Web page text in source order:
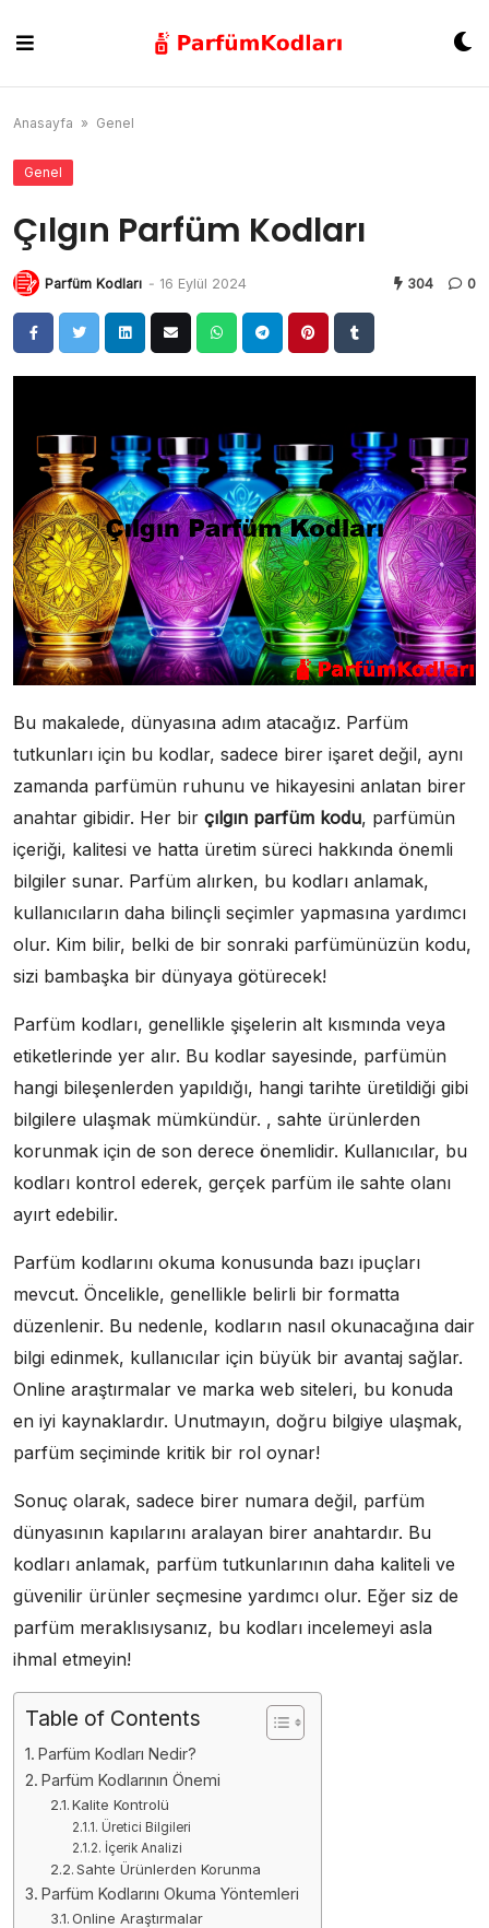
content
Anasayfa » Genel
Genel
Çılgın Parfüm Kodları
Parfüm Kodları - 16 Eylül 2024 304 0
Bu makalede, dünyasına adım atacağız. Parfüm
tutkunları için bu kodlar, sadece birer işaret değil, aynı
zamanda parfümün ruhunu ve hikayesini anlatan birer
anahtar gibidir. Her bir çılgın parfüm kodu, parfümün
içeriği, kalitesi ve hatta üretim süreci hakkında önemli
bilgiler sunar. Parfüm alırken, bu kodları anlamak,
kullanıcıların daha bilinçli seçimler yapmasına yardımcı
olur. Kim bilir, belki de bir sonraki parfümünüzün kodu,
sizi bambaşka bir dünyaya götürecek!
Parfüm kodları, genellikle şişelerin alt kısmında veya
etiketlerinde yer alır. Bu kodlar sayesinde, parfümün
hangi bileşenlerden yapıldığı, hangi tarihte üretildiği gibi
bilgilere ulaşmak mümkündür. , sahte ürünlerden
korunmak için de son derece önemlidir. Kullanıcılar, bu
kodları kontrol ederek, gerçek parfüm ile sahte olanı
ayırt edebilir.
Parfüm kodlarını okuma konusunda bazı ipuçları
mevcut. Öncelikle, genellikle belirli bir formatta
düzenlenir. Bu nedenle, kodların nasıl okunacağına dair
bilgi edinmek, kullanıcılar için büyük bir avantaj sağlar.
Online araştırmalar ve marka web siteleri, bu konuda
en iyi kaynaklardır. Unutmayın, doğru bilgiye ulaşmak,
parfüm seçiminde kritik bir rol oynar!
Sonuç olarak, sadece birer numara değil, parfüm
dünyasının kapılarını aralayan birer anahtardır. Bu
kodları anlamak, parfüm tutkunlarının daha kaliteli ve
güvenilir ürünler seçmesine yardımcı olur. Eğer siz de
parfüm meraklısıysanız, bu kodları incelemeyi asla
ihmal etmeyin!
Table of Contents
Parfüm Kodları Nedir?
Parfüm Kodlarının Önemi
Kalite Kontrolü
Üretici Bilgileri
İçerik Analizi
Sahte Ürünlerden Korunma
Parfüm Kodlarını Okuma Yöntemleri
Online Araştırmalar